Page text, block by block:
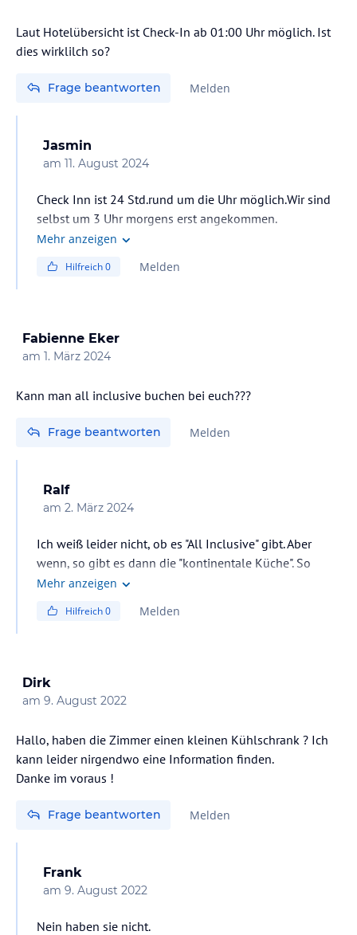
Laut Hotelübersicht ist Check-In ab 01:00 Uhr möglich. Ist
dies wirklilch so?
Frage beantworten Melden
Jasmin
am 11. August 2024
Check Inn ist 24 Std.rund um die Uhr möglich.Wir sind
selbst um 3 Uhr morgens erst angekommen.
Mehr anzeigen
Hilfreich0 Melden
Fabienne Eker
am 1. März 2024
Kann man all inclusive buchen bei euch???
Frage beantworten Melden
Ralf
am 2. März 2024
Ich weiß leider nicht, ob es "All Inclusive" gibt. Aber
wenn, so gibt es dann die "kontinentale Küche". So
versäumt man all die spanischen Leckereien wie z.B.
inclusive" gebe würde ich es nicht buchen, zumal man
Mehr anzeigen
Hilfreich0 Melden
Dirk
am 9. August 2022
Hallo, haben die Zimmer einen kleinen Kühlschrank ? Ich
kann leider nirgendwo eine Information finden.
Danke im voraus !
Frage beantworten Melden
Frank
am 9. August 2022
Nein haben sie nicht.